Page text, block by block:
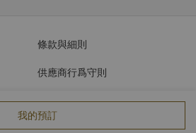
我的預訂
條款與細則
供應商行爲守則